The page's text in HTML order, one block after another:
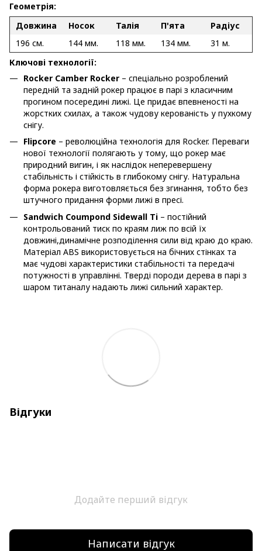
Геометрія:
Довжина Носок Талія П'ята Радіус
196 см.
144 мм. 118 мм. 134 мм.
31 м.
Ключові технології:
Rocker Camber Rocker – спеціально розроблений
передній та задній рокер працює в парі з класичним
прогином посередині лижі. Це придає впевненості на
жорстких схилах, а також чудову керованість у пухкому
снігу.
Flipcore – революційна технологія для Rocker. Переваги
нової технології полягають у тому, що рокер має
природний вигин, і як наслідок неперевершену
стабільність і стійкість в глибокому снігу. Натуральна
форма рокера виготовляється без згинання, тобто без
штучного придання форми лижі в пресі.
Sandwich Coumpond Sidewall Ti – постійний
контрольований тиск по краям лиж по всій їх
довжині,динамічне розподілення сили від краю до краю.
Матеріал ABS використовується на бічних стінках та
має чудові характеристики стабільності та передачі
потужності в управлінні. Тверді породи дерева в парі з
шаром титаналу надають лижі сильний характер.
Відгуки
Додайте перший відгук
Написати відгук